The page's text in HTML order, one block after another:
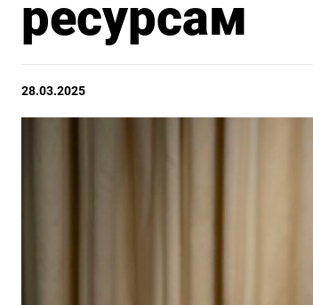
ресурсам
28.03.2025